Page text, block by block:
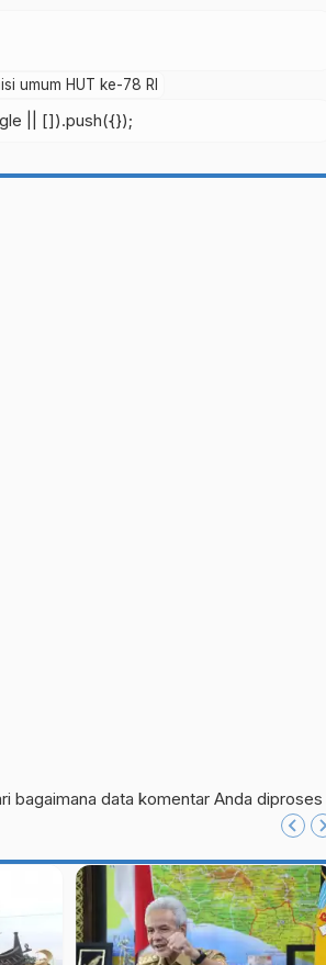
umum HUT ke-78 RI
|| []).push({});
bagaimana data komentar Anda diproses